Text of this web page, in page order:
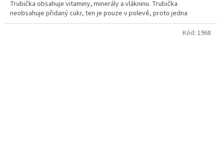
Trubička obsahuje vitaminy, minerály a vlákninu. Trubička
neobsahuje přidaný cukr, ten je pouze v polevě, proto jedna
trubička obsahuje přidaného cukru opravdu minimum.
Kód: 1968